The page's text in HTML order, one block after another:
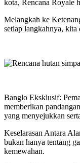
kota, Rencana Royale
Melangkah ke
setiap langkahnya, kita
Banglo Eksklusif:
memberikan
yang menyejukkan
Keselarasan Antara
bukan hanya tentang
kemewahan.